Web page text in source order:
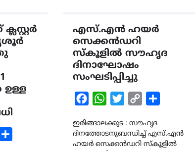
എസ്.എൻ ഹയർ
സെക്കൻഡറി
സ്കൂളിൽ സൗഹൃദ
ദിനാഘോഷം
സംഘടിപ്പിച്ചു
FacebookWhatsAppTwitterCopy
ഇരിങ്ങാലക്കുട : സൗഹൃദ
ദിനത്തോടനുബന്ധിച്ച് എസ്.എൻ
ഹയർ സെക്കൻഡറി സ്കൂളിൽ